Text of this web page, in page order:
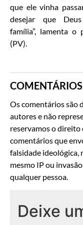
que ele vinha
desejar que
família”, lamenta o
(PV).
COMENTÁRIOS
Os comentários são
autores e não
reservamos o direito
comentários que
falsidade ideológica,
mesmo IP ou
qualquer pessoa.
Deixe